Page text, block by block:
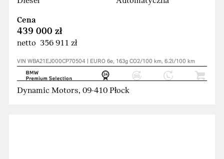
Cena
439 000 zł
netto 356 911 zł
VIN WBA21EJ000CP70504 | EURO 6e, 163g CO2/100 km, 6.2l/100 km
Dynamic Motors, 09-410 Płock